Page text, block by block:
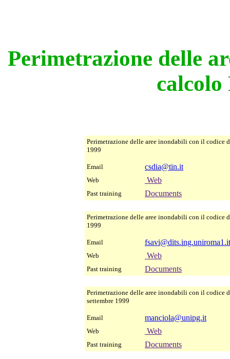
Perimetrazione delle
calcolo
Perimetrazione delle aree inondabili con il codice
1999
Email csdia@tin.it
Web Web
Past training Documents
Perimetrazione delle aree inondabili con il codice
1999
Email fsavi@dits.ing.uniroma1.it
Web Web
Past training Documents
Perimetrazione delle aree inondabili con il codice
settembre 1999
Email manciola@unipg.it
Web Web
Past training Documents